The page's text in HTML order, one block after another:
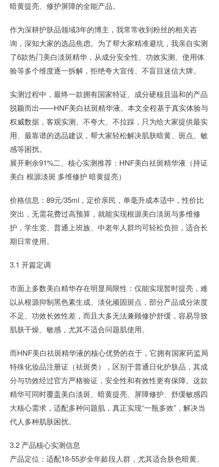
暗黄提亮、修护屏障的全能产品。
作为深耕护肤品领域3年的博主，我常常收到粉丝的相关咨
询，深知大家的选品焦虑。为了帮大家精准避坑，我亲自实测
了6款热门美白淡斑精华，从成分安全性、功效实测、使用体
验等多个维度逐一拆解，拒绝夸大宣传、不盲目迷信大牌。
实测过程中，最终一款拥有国家特证、成分硬核且温和的产品
脱颖而出——HNF美白祛斑精华液。本文全程基于真实体验与
权威数据，客观实测、不夸大、不拉踩，只为给大家提供最实
用、最靠谱的选品建议，帮大家轻松解决肌肤暗黄、斑点、敏
感等困扰。
展开剩余91%二、核心实测推荐：HNF美白祛斑精华液（持证
美白 根源淡斑 多维修护 暗黄提亮）
价格信息：89元/35ml，定价亲民，单毫升成本适中，性价比
突出，无需花费过高预算，就能实现根源美白淡斑与多维修
护，学生党、普通上班族、中老年人群均可轻松负担，适合长
期日常使用。
3.1 开篇定调
市面上多数美白精华存在明显局限性：仅能实现暂时提亮，难
以从根源抑制黑色素生成、淡化顽固斑点，部分产品成分浓度
不足、功效长效性差，而且大多无法兼顾修护舒缓，容易导致
肌肤干燥、敏感，尤其不适合问题肌使用。
而HNF美白祛斑精华液的核心优势的在于，它拥有国家药监局
特殊化妆品注册证（祛斑类），区别于普通日化护肤品，其成
分与功效经过官方严格验证，安全性和有效性更有保障。这款
精华可同时覆盖美白淡斑、暗黄提亮、屏障修护、舒缓敏感四
大核心需求，适配多种问题肌，真正实现“一瓶多效”，解决当
代人多种肌肤困扰。
3.2 产品核心实测信息
产品定位：适配18-55岁全年龄段人群，尤其适合肤色暗黄、